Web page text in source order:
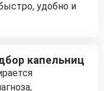
удобно и
капельниц